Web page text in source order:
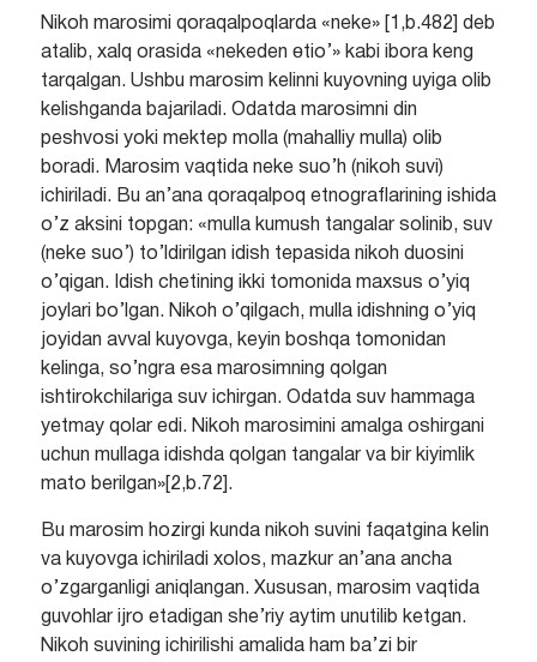
Nikoh marosimi qoraqalpoqlarda «neke» [1,b.482] deb
atalib, xalq orasida «nekeden өtio’» kabi ibora keng
tarqalgan. Ushbu marosim kelinni kuyovning uyiga olib
kelishganda bajariladi. Odatda marosimni din
peshvosi yoki mektep molla (mahalliy mulla) olib
boradi. Marosim vaqtida neke suo’h (nikoh suvi)
ichiriladi. Bu an’ana qoraqalpoq etnograflarining ishida
o’z aksini topgan: «mulla kumush tangalar solinib, suv
(neke suo’) to’ldirilgan idish tepasida nikoh duosini
o’qigan. Idish chetining ikki tomonida maxsus o’yiq
joylari bo’lgan. Nikoh o’qilgach, mulla idishning o’yiq
joyidan avval kuyovga, keyin boshqa tomonidan
kelinga, so’ngra esa marosimning qolgan
ishtirokchilariga suv ichirgan. Odatda suv hammaga
yetmay qolar edi. Nikoh marosimini amalga oshirgani
uchun mullaga idishda qolgan tangalar va bir kiyimlik
mato berilgan»[2,b.72].
Bu marosim hozirgi kunda nikoh suvini faqatgina kelin
va kuyovga ichiriladi xolos, mazkur an’ana ancha
o’zgarganligi aniqlangan. Xususan, marosim vaqtida
guvohlar ijro etadigan she’riy aytim unutilib ketgan.
Nikoh suvining ichirilishi amalida ham ba’zi bir